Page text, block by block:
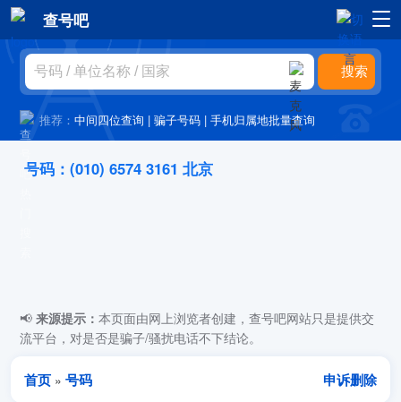
查号吧
推荐：中间四位查询 |骗子号码 |手机归属地批量查询
号码：(010) 6574 3161 北京
📢 来源提示： 本页面由网上浏览者创建，查号吧网站只是提供交
流平台，对是否是骗子/骚扰电话不下结论。
首页 » 号码 申诉删除